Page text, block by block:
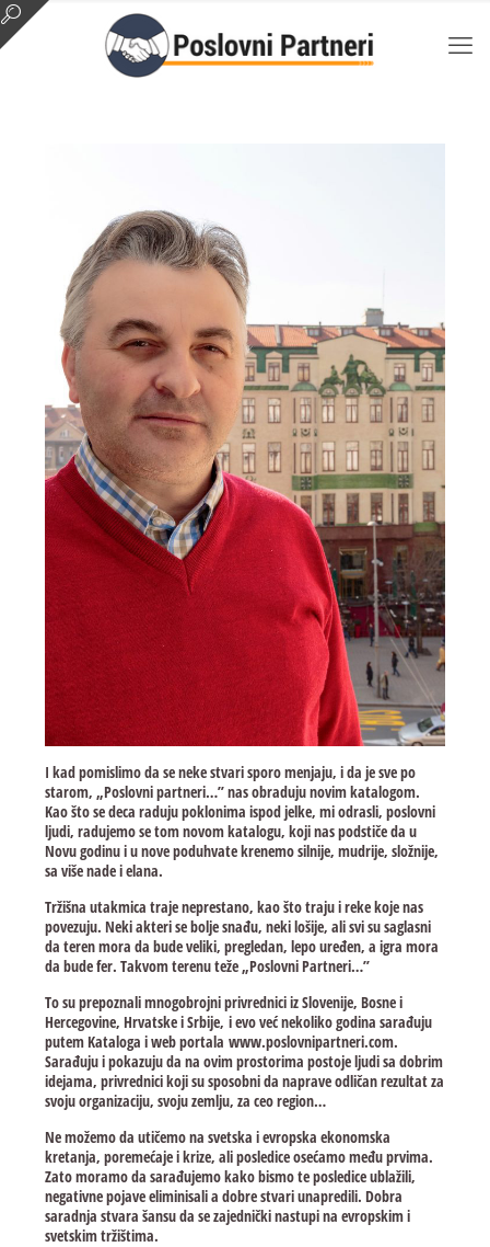
I kad pomislimo da se neke stvari sporo menjaju, i da je sve po
starom, „Poslovni partneri…” nas obraduju novim katalogom.
Kao što se deca raduju poklonima ispod jelke, mi odrasli, poslovni
ljudi, radujemo se tom novom katalogu, koji nas podstiče da u
Novu godinu i u nove poduhvate krenemo silnije, mudrije, složnije,
sa više nade i elana.
Tržišna utakmica traje neprestano, kao što traju i reke koje nas
povezuju. Neki akteri se bolje snađu, neki lošije, ali svi su saglasni
da teren mora da bude veliki, pregledan, lepo uređen, a igra mora
da bude fer. Takvom terenu teže „Poslovni Partneri…”
To su prepoznali mnogobrojni privrednici iz Slovenije, Bosne i
Hercegovine, Hrvatske i Srbije, i evo već nekoliko godina sarađuju
putem Kataloga i web portala www.poslovnipartneri.com.
Sarađuju i pokazuju da na ovim prostorima postoje ljudi sa dobrim
idejama, privrednici koji su sposobni da naprave odličan rezultat za
svoju organizaciju, svoju zemlju, za ceo region…
Ne možemo da utičemo na svetska i evropska ekonomska
kretanja, poremećaje i krize, ali posledice osećamo među prvima.
Zato moramo da sarađujemo kako bismo te posledice ublažili,
negativne pojave eliminisali a dobre stvari unapredili. Dobra
saradnja stvara šansu da se zajednički nastupi na evropskim i
svetskim tržištima.